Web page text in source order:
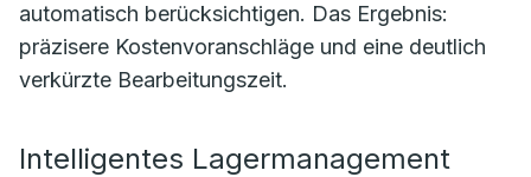
automatisch berücksichtigen. Das Ergebnis:
präzisere Kostenvoranschläge und eine deutlich
verkürzte Bearbeitungszeit.
Intelligentes Lagermanagement